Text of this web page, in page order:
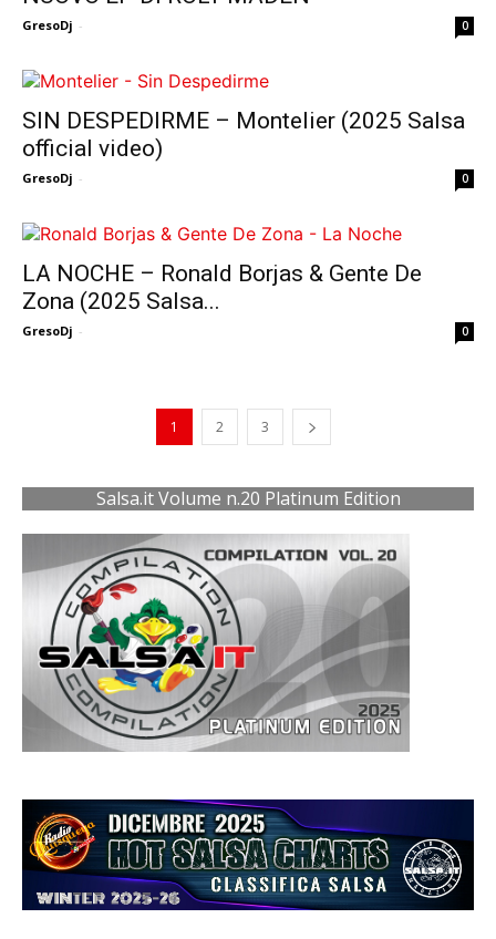
GresoDj - 0
SIN DESPEDIRME – Montelier (2025 Salsa
official video)
GresoDj - 0
LA NOCHE – Ronald Borjas & Gente De
Zona (2025 Salsa...
GresoDj - 0
1 2 3
Salsa.it Volume n.20 Platinum Edition